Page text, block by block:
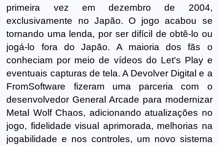
primeira vez em dezembro de 2004,
exclusivamente no Japão. O jogo acabou se
tornando uma lenda, por ser difícil de obtê-lo ou
jogá-lo fora do Japão. A maioria dos fãs o
conheciam por meio de vídeos do Let's Play e
eventuais capturas de tela. A Devolver Digital e a
FromSoftware fizeram uma parceria com o
desenvolvedor General Arcade para modernizar
Metal Wolf Chaos, adicionando atualizações no
jogo, fidelidade visual aprimorada, melhorias na
jogabilidade e nos controles, um novo sistema